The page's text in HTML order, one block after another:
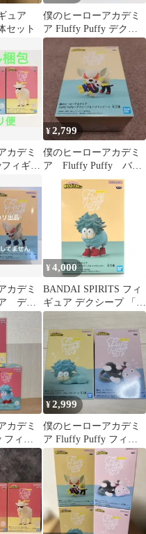
ュア
セット
僕のヒーローアカデミ
ア Fluffy Puffy デクシ
ープ＆バクドッグ Ⅱ
カデミ
ィギュ
¥2,799
僕のヒーローアカデミ
ア Fluffy Puffy バク
ドッグ Ⅱ
カデミ
デク
ッグ
フィー
¥4,000
BANDAI SPIRITS フィ
ギュア デクシープ 「僕
のヒーローアカデミ
ア」 Fluffy Puffy ～デ
クシープ＆バクドッグ
～ 未開封品
カデミ
フィギ
¥2,999
僕のヒーローアカデミ
ア Fluffy Puffy フィギ
ュアセット